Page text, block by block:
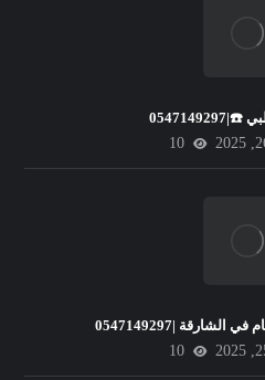
10
|0547149297
10